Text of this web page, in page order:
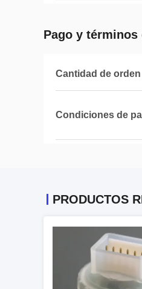
Pago y términos
Cantidad de
Condiciones de